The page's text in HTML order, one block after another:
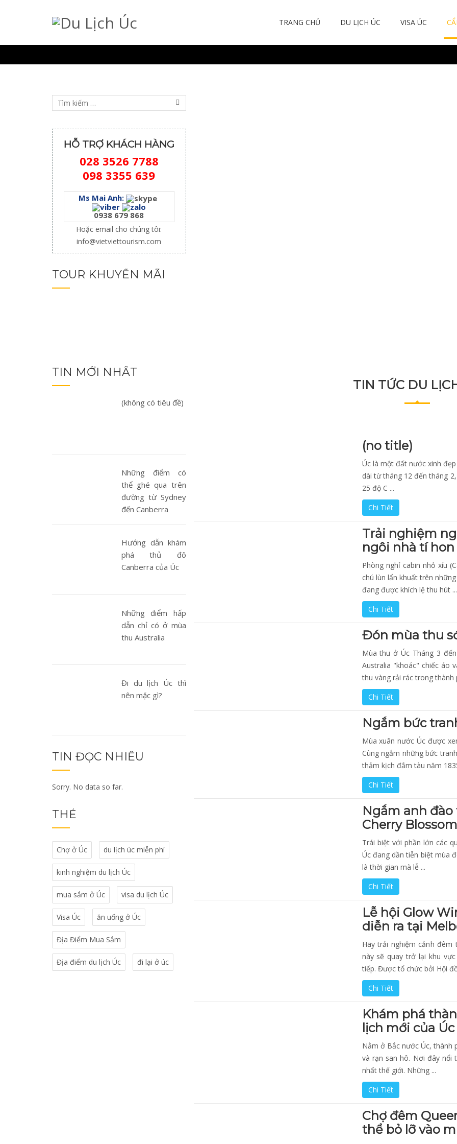
TRANG CHỦ DU LỊCH ÚC VISA ÚC
HỖ TRỢ KHÁCH HÀNG
028 3526 7788
098 3355 639
Ms Mai Anh:
0938 679 868
Hoặc email cho chúng tôi:
info@vietviettourism.com
TOUR KHUYẾN MÃI
TIN MỚI NHẤT
(không có tiêu đề)
Những điểm có
thể ghé qua trên
đường từ Sydney
đến Canberra
Hướng dẫn khám
phá thủ đô
Canberra của Úc
Những điểm hấp
dẫn chỉ có ở mùa
thu Australia
Đi du lịch Úc thì
nên mặc gì?
TIN ĐỌC NHIỀU
Sorry. No data so far.
THẺ
Chợ ở Úc du lịch úc miễn phí
kinh nghiệm du lịch Úc
mua sắm ở Úc visa du lịch Úc
Visa Úc ăn uống ở Úc
Địa Điểm Mua Sắm
Địa điểm du lịch Úc đi lại ở úc
TIN TỨC DU
(no title)
Úc là một đất nước xinh
dài từ tháng 12 đến tháng
25 độ C ...
Chi Tiết
Trải nghiệm
ngôi nhà tí hon
Phòng ngh‎ỉ cabin nhỏ xíu
chú lùn lẩn khuất trên
đang được khích lệ thu hú‎t ...
Chi Tiết
Đón mùa thu
Mùa thu ở Úc Tháng 3
Australia "khoác" chiếc áo
thu vàng rải rác trong thành
Chi Tiết
Ngắm bức
Mùa xuân nước Úc được
Cùng ngắm những bức
thảm kịch đắm tàu năm
Chi Tiết
Ngắm anh đào
Cherry
Trái biệt với phần lớn các
Úc đang dần tiễn biệt mùa
là thời gian mà lễ ...
Chi Tiết
Lễ hội Glow
diễn ra tại
Hãy trải nghiệm cảnh đêm
này sẽ quay trở lại khu
tiếp. Được tổ chức bởi Hội
Chi Tiết
Khám phá
lịch mới của Úc
Nằm ở Bắc nước Úc, thành
và rạn san hô. Nơi đây nổi
nhất thế giới. Những ...
Chi Tiết
Chợ đêm
thể bỏ lỡ vào